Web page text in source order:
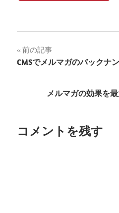
投
稿
ゲ
前の記事
CMSでメルマガのバックナ
メルマガの効果を
コメントを残す